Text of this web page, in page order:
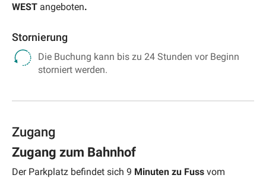
WEST angeboten.
Stornierung
Die Buchung kann bis zu 24 Stunden vor Beginn
storniert werden.
Zugang
Zugang zum Bahnhof
Der Parkplatz befindet sich 9 Minuten zu Fuss vom